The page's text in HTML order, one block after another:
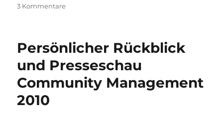
3 Kommentarezu
Management
startet
ihr
nach
Persönlicher Rückblick
und Presseschau
Community Management
2010